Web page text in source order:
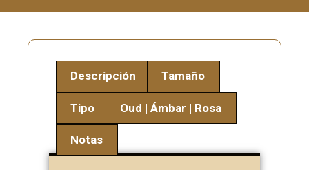
Descripción Tamaño
Tipo Oud | Ámbar | Rosa
Notas